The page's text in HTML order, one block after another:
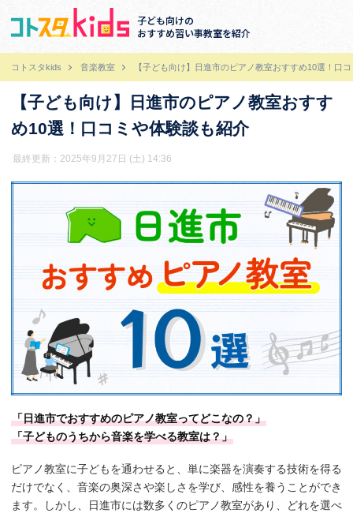
子ども向けの
おすすめ習い事教室を紹介
コトスタkids 音楽教室 【子ども向け】日進市のピアノ教室おすすめ10選！口
【子ども向け】日進市のピアノ教室おすす
め10選！口コミや体験談も紹介
最終更新：2025年9月27日 (土) 14:36
「日進市でおすすめのピアノ教室ってどこなの？」
「子どものうちから音楽を学べる教室は？」
ピアノ教室に子どもを通わせると、単に楽器を演奏する技術を得る
だけでなく、音楽の奥深さや楽しさを学び、感性を養うことができ
ます。しかし、日進市には数多くのピアノ教室があり、どれを選べ